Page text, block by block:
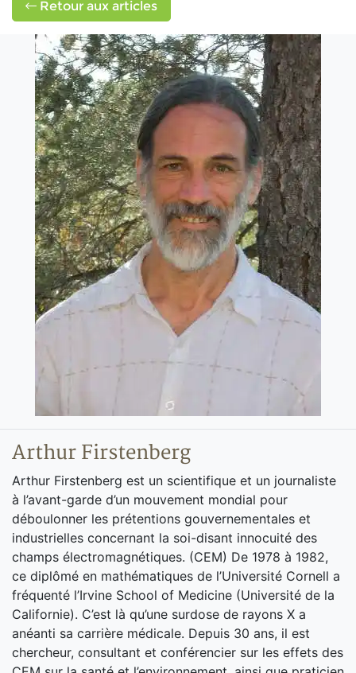
Retour aux articles
Arthur Firstenberg
Arthur Firstenberg est un scientifique et un journaliste
à l’avant-garde d’un mouvement mondial pour
déboulonner les prétentions gouvernementales et
industrielles concernant la soi-disant innocuité des
champs électromagnétiques. (CEM) De 1978 à 1982,
ce diplômé en mathématiques de l’Université Cornell a
fréquenté l’Irvine School of Medicine (Université de la
Californie). C’est là qu’une surdose de rayons X a
anéanti sa carrière médicale. Depuis 30 ans, il est
chercheur, consultant et conférencier sur les effets des